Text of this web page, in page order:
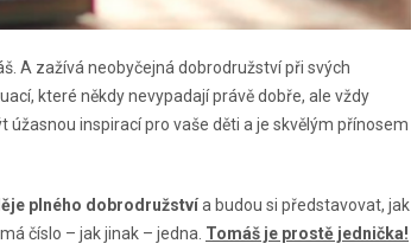
A zažívá neobyčejná dobrodružství při svých
které někdy nevypadají právě dobře, ale vždy
inspirací pro vaše děti a je skvělým přínosem
plného dobrodružstvía budou si představovat, jak
číslo – jak jinak – jedna. Tomáš je prostě jednička!